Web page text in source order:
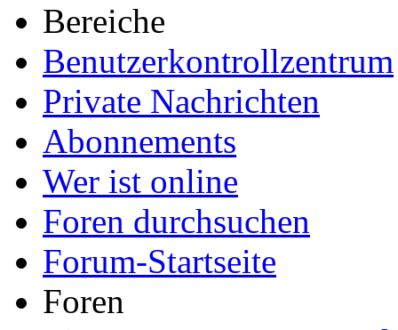
Bereiche
Benutzerkontrollzentrum
Private Nachrichten
Abonnements
Wer ist online
Foren durchsuchen
Forum-Startseite
Foren